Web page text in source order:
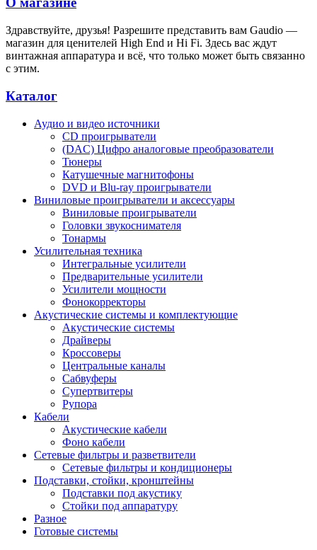
Здравствуйте, друзья! Разрешите представить вам Gaudio —
магазин для ценителей High End и Hi Fi. Здесь вас ждут
винтажная аппаратура и всё, что только может быть связанно
с этим.
Каталог
Аудио и видео источники
CD проигрыватели
(DAC) Цифро аналоговые преобразователи
Тюнеры
Катушечные магнитофоны
DVD и Blu-ray проигрыватели
Виниловые проигрыватели и аксессуары
Виниловые проигрыватели
Головки звукоснимателя
Тонармы
Усилительная техника
Интегральные усилители
Предварительные усилители
Усилители мощности
Фонокорректоры
Акустические системы и комплектующие
Акустические системы
Драйверы
Кроссоверы
Центральные каналы
Сабвуферы
Супертвитеры
Рупора
Кабели
Акустические кабели
Фоно кабели
Сетевые фильтры и разветвители
Сетевые фильтры и кондиционеры
Подставки, стойки, кронштейны
Подставки под акустику
Стойки под аппаратуру
Разное
Готовые системы